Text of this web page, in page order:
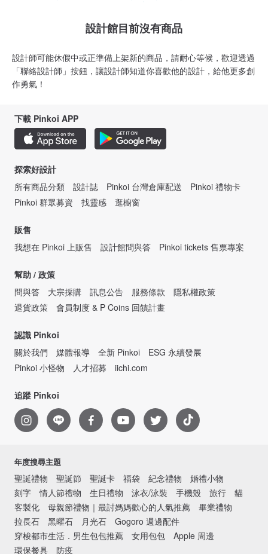
設計館目前沒有商品
設計師可能休假中或正準備上架新的商品，請耐心等候，歡迎透過
「聯絡設計師」按鈕，讓設計師知道你喜歡他的設計，給他更多創
作勇氣！
下載 Pinkoi APP
探索好設計
所有商品分類
設計誌 Pinkoi 台灣倉庫配送
Pinkoi 禮物卡
Pinkoi 群眾募資
找靈感 逛櫥窗
販售
我想在 Pinkoi 上販售
設計館問與答 Pinkoi tickets 售票專案
幫助 / 政策
問與答
大宗採購 訊息公告 服務條款
隱私權政策
退貨政策
會員制度 & P Coins 回饋計畫
認識 Pinkoi
關於我們
媒體報導 全新 Pinkoi
ESG 永續發展
Pinkoi 小怪物
人才招募 iichi.com
追蹤 Pinkoi
年度搜尋主題
聖誕禮物 聖誕節 聖誕卡 福袋 紀念禮物
婚禮小物
刻字
情人節禮物 生日禮物 泳衣/泳裝 手機殼 旅行
貓
客製化
母親節禮物｜最討媽媽歡心的人氣推薦
畢業禮物
拉長石
黑曜石 月光石
Gogoro 週邊配件
穿梭都市生活．男生包包推薦
女用包包
Apple 周邊
環保餐具
防疫